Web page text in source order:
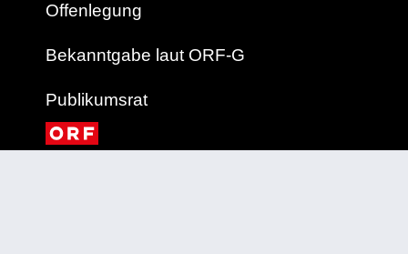
Offenlegung
Bekanntgabe laut ORF-G
Publikumsrat